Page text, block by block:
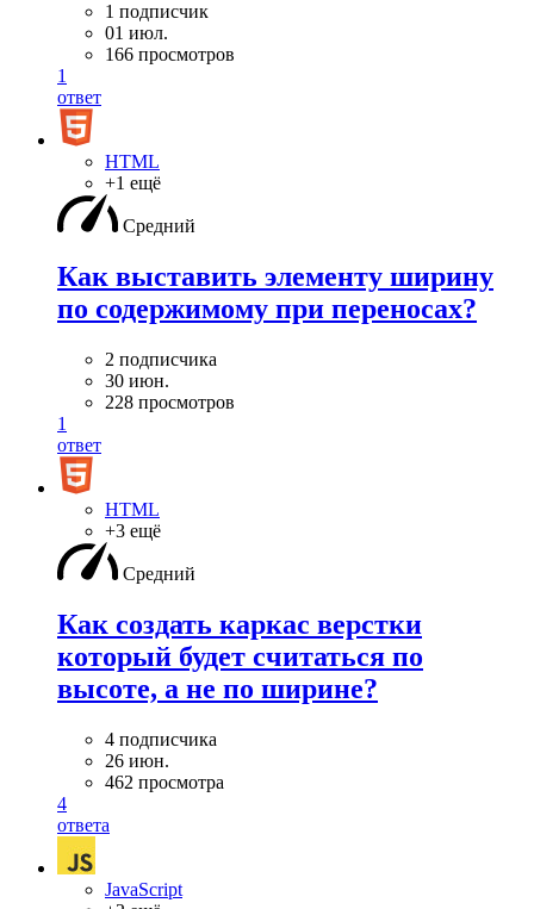
1 подписчик
01 июл.
166 просмотров
1
ответ
HTML
+1 ещё
Средний
Как выставить элементу ширину
по содержимому при переносах?
2 подписчика
30 июн.
228 просмотров
1
ответ
HTML
+3 ещё
Средний
Как создать каркас верстки
который будет считаться по
высоте, а не по ширине?
4 подписчика
26 июн.
462 просмотра
4
ответа
JavaScript